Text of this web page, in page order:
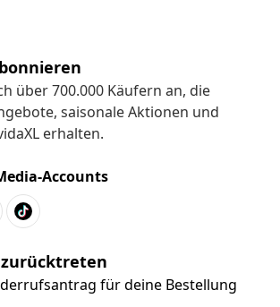
über 700.000 Käufern an, die
saisonale Aktionen und
erhalten.
Accounts
für deine Bestellung